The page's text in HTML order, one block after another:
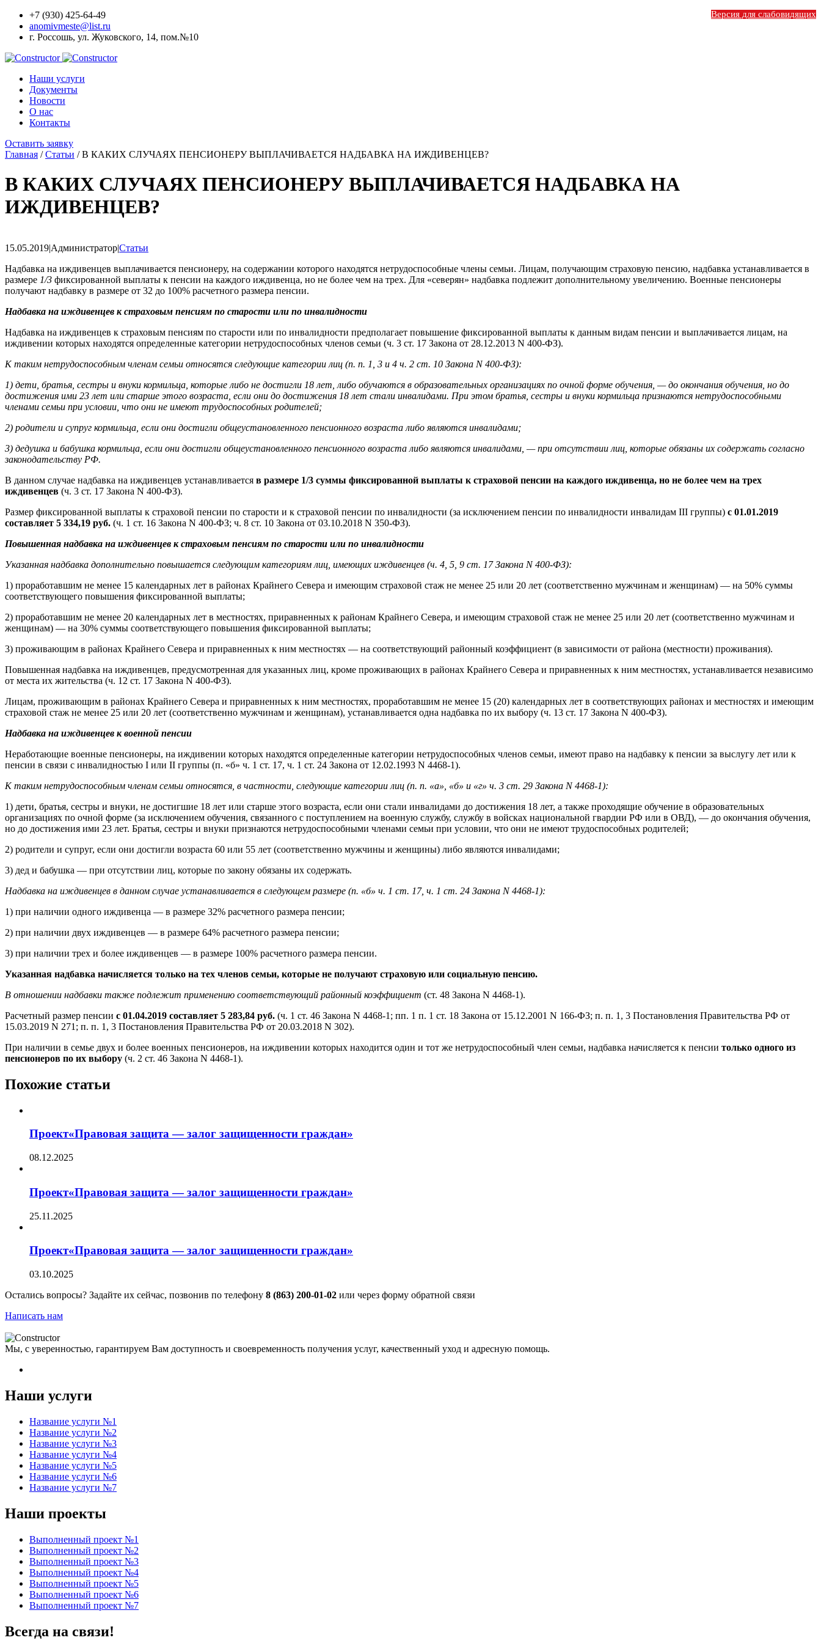
Версия для слабовидящих
+7 (930) 425-64-49
anomivmeste@list.ru
г. Россошь, ул. Жуковского, 14, пом.№10
Наши услуги
Документы
Новости
О наc
Контакты
Оставить заявку
Главная /Статьи /В КАКИХ СЛУЧАЯХ ПЕНСИОНЕРУ ВЫПЛАЧИВАЕТСЯ НАДБАВКА НА ИЖДИВЕНЦЕВ?
В КАКИХ СЛУЧАЯХ ПЕНСИОНЕРУ ВЫПЛАЧИВАЕТСЯ НАДБАВКА НА
ИЖДИВЕНЦЕВ?
15.05.2019|Администратор|Статьи
Надбавка на иждивенцев выплачивается пенсионеру, на содержании которого находятся нетрудоспособные члены семьи. Лицам, получающим страховую пенсию, надбавка устанавливается в
размере 1/3 фиксированной выплаты к пенсии на каждого иждивенца, но не более чем на трех. Для «северян» надбавка подлежит дополнительному увеличению. Военные пенсионеры
получают надбавку в размере от 32 до 100% расчетного размера пенсии.
Надбавка на иждивенцев к страховым пенсиям по старости или по инвалидности
Надбавка на иждивенцев к страховым пенсиям по старости или по инвалидности предполагает повышение фиксированной выплаты к данным видам пенсии и выплачивается лицам, на
иждивении которых находятся определенные категории нетрудоспособных членов семьи (ч. 3 ст. 17 Закона от 28.12.2013 N 400-ФЗ).
К таким нетрудоспособным членам семьи относятся следующие категории лиц (п. п. 1, 3 и 4 ч. 2 ст. 10 Закона N 400-ФЗ):
1) дети, братья, сестры и внуки кормильца, которые либо не достигли 18 лет, либо обучаются в образовательных организациях по очной форме обучения, — до окончания обучения, но до
достижения ими 23 лет или старше этого возраста, если они до достижения 18 лет стали инвалидами. При этом братья, сестры и внуки кормильца признаются нетрудоспособными
членами семьи при условии, что они не имеют трудоспособных родителей;
2) родители и супруг кормильца, если они достигли общеустановленного пенсионного возраста либо являются инвалидами;
3) дедушка и бабушка кормильца, если они достигли общеустановленного пенсионного возраста либо являются инвалидами, — при отсутствии лиц, которые обязаны их содержать согласно
законодательству РФ.
В данном случае надбавка на иждивенцев устанавливается в размере 1/3 суммы фиксированной выплаты к страховой пенсии на каждого иждивенца, но не более чем на трех
иждивенцев (ч. 3 ст. 17 Закона N 400-ФЗ).
Размер фиксированной выплаты к страховой пенсии по старости и к страховой пенсии по инвалидности (за исключением пенсии по инвалидности инвалидам III группы) с 01.01.2019
составляет 5 334,19 руб. (ч. 1 ст. 16 Закона N 400-ФЗ; ч. 8 ст. 10 Закона от 03.10.2018 N 350-ФЗ).
Повышенная надбавка на иждивенцев к страховым пенсиям по старости или по инвалидности
Указанная надбавка дополнительно повышается следующим категориям лиц, имеющих иждивенцев (ч. 4, 5, 9 ст. 17 Закона N 400-ФЗ):
1) проработавшим не менее 15 календарных лет в районах Крайнего Севера и имеющим страховой стаж не менее 25 или 20 лет (соответственно мужчинам и женщинам) — на 50% суммы
соответствующего повышения фиксированной выплаты;
2) проработавшим не менее 20 календарных лет в местностях, приравненных к районам Крайнего Севера, и имеющим страховой стаж не менее 25 или 20 лет (соответственно мужчинам и
женщинам) — на 30% суммы соответствующего повышения фиксированной выплаты;
3) проживающим в районах Крайнего Севера и приравненных к ним местностях — на соответствующий районный коэффициент (в зависимости от района (местности) проживания).
Повышенная надбавка на иждивенцев, предусмотренная для указанных лиц, кроме проживающих в районах Крайнего Севера и приравненных к ним местностях, устанавливается независимо
от места их жительства (ч. 12 ст. 17 Закона N 400-ФЗ).
Лицам, проживающим в районах Крайнего Севера и приравненных к ним местностях, проработавшим не менее 15 (20) календарных лет в соответствующих районах и местностях и имеющим
страховой стаж не менее 25 или 20 лет (соответственно мужчинам и женщинам), устанавливается одна надбавка по их выбору (ч. 13 ст. 17 Закона N 400-ФЗ).
Надбавка на иждивенцев к военной пенсии
Неработающие военные пенсионеры, на иждивении которых находятся определенные категории нетрудоспособных членов семьи, имеют право на надбавку к пенсии за выслугу лет или к
пенсии в связи с инвалидностью I или II группы (п. «б» ч. 1 ст. 17, ч. 1 ст. 24 Закона от 12.02.1993 N 4468-1).
К таким нетрудоспособным членам семьи относятся, в частности, следующие категории лиц (п. п. «а», «б» и «г» ч. 3 ст. 29 Закона N 4468-1):
1) дети, братья, сестры и внуки, не достигшие 18 лет или старше этого возраста, если они стали инвалидами до достижения 18 лет, а также проходящие обучение в образовательных
организациях по очной форме (за исключением обучения, связанного с поступлением на военную службу, службу в войсках национальной гвардии РФ или в ОВД), — до окончания обучения,
но до достижения ими 23 лет. Братья, сестры и внуки признаются нетрудоспособными членами семьи при условии, что они не имеют трудоспособных родителей;
2) родители и супруг, если они достигли возраста 60 или 55 лет (соответственно мужчины и женщины) либо являются инвалидами;
3) дед и бабушка — при отсутствии лиц, которые по закону обязаны их содержать.
Надбавка на иждивенцев в данном случае устанавливается в следующем размере (п. «б» ч. 1 ст. 17, ч. 1 ст. 24 Закона N 4468-1):
1) при наличии одного иждивенца — в размере 32% расчетного размера пенсии;
2) при наличии двух иждивенцев — в размере 64% расчетного размера пенсии;
3) при наличии трех и более иждивенцев — в размере 100% расчетного размера пенсии.
Указанная надбавка начисляется только на тех членов семьи, которые не получают страховую или социальную пенсию.
В отношении надбавки также подлежит применению соответствующий районный коэффициент (ст. 48 Закона N 4468-1).
Расчетный размер пенсии с 01.04.2019 составляет 5 283,84 руб. (ч. 1 ст. 46 Закона N 4468-1; пп. 1 п. 1 ст. 18 Закона от 15.12.2001 N 166-ФЗ; п. п. 1, 3 Постановления Правительства РФ от
15.03.2019 N 271; п. п. 1, 3 Постановления Правительства РФ от 20.03.2018 N 302).
При наличии в семье двух и более военных пенсионеров, на иждивении которых находится один и тот же нетрудоспособный член семьи, надбавка начисляется к пенсии только одного из
пенсионеров по их выбору (ч. 2 ст. 46 Закона N 4468-1).
Похожие статьи
Проект«Правовая защита — залог защищенности граждан»
08.12.2025
Проект«Правовая защита — залог защищенности граждан»
25.11.2025
Проект«Правовая защита — залог защищенности граждан»
03.10.2025
Остались вопросы? Задайте их сейчас, позвонив по телефону 8 (863) 200-01-02 или через форму обратной связи
Написать нам
Мы, с уверенностью, гарантируем Вам доступность и своевременность получения услуг, качественный уход и адресную помощь.
Наши услуги
Название услуги №1
Название услуги №2
Название услуги №3
Название услуги №4
Название услуги №5
Название услуги №6
Название услуги №7
Наши проекты
Выполненный проект №1
Выполненный проект №2
Выполненный проект №3
Выполненный проект №4
Выполненный проект №5
Выполненный проект №6
Выполненный проект №7
Всегда на связи!